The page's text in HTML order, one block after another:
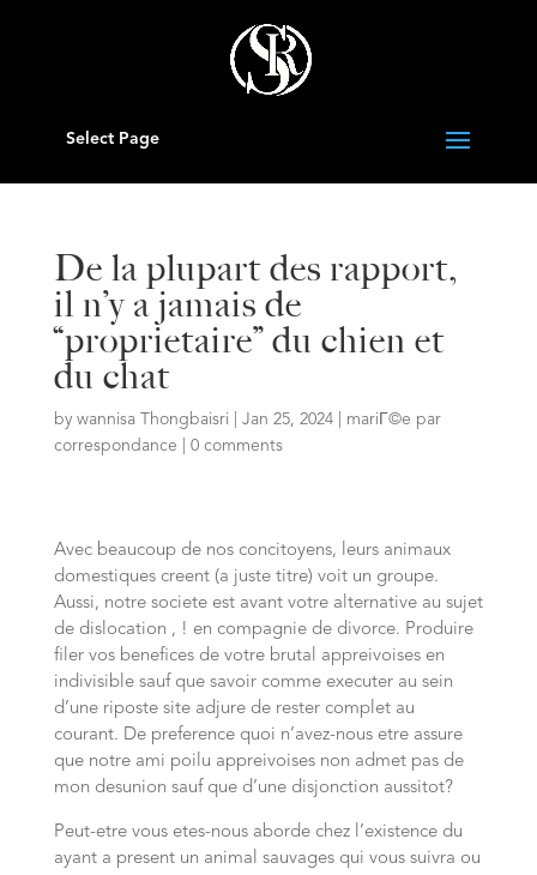
Select Page
De la plupart des rapport,
il n’y a jamais de
“proprietaire” du chien et
du chat
by wannisa Thongbaisri Jan 25, 2024| mariГ©e par
correspondance
0 comments
Avec beaucoup de nos concitoyens, leurs animaux
domestiques creent (a juste titre) voit un groupe.
Aussi, notre societe est avant votre alternative au sujet
de dislocation , ! en compagnie de divorce. Produire
filer vos benefices de votre brutal appreivoises en
indivisible sauf que savoir comme executer au sein
d’une riposte site adjure de rester complet au
courant. De preference quoi n’avez-nous etre assure
que notre ami poilu appreivoises non admet pas de
mon desunion sauf que d’une disjonction aussitot?
Peut-etre vous etes-nous aborde chez l’existence du
ayant a present un animal sauvages qui vous suivra ou